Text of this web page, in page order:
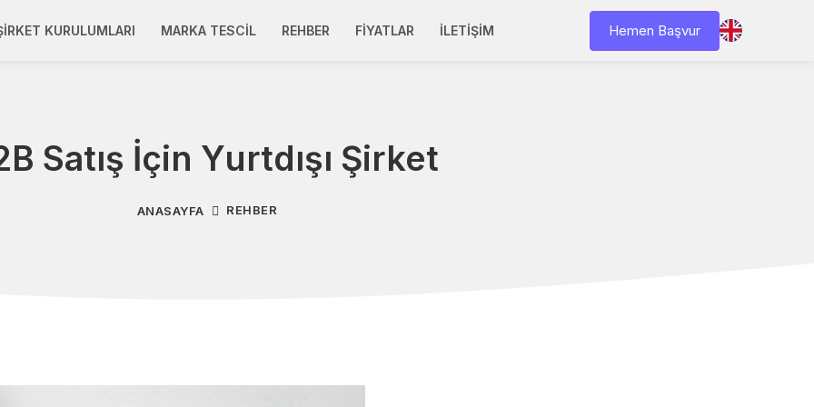
KURULUMLARI MARKA TESCIL REHBER FIYATLAR İLETIŞIM Hemen Başvur
Satış İçin Yurtdışı Şirket
ANASAYFA REHBER